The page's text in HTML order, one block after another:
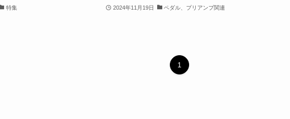
特集 2024年11月19日 ペダル、プリアンプ関連
1